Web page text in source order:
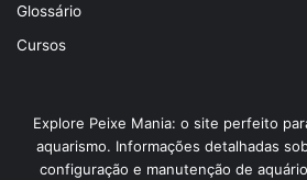
Glossário
Cursos
Explore Peixe Mania: o site perfeito
aquarismo. Informações detalhadas
configuração e manutenção de